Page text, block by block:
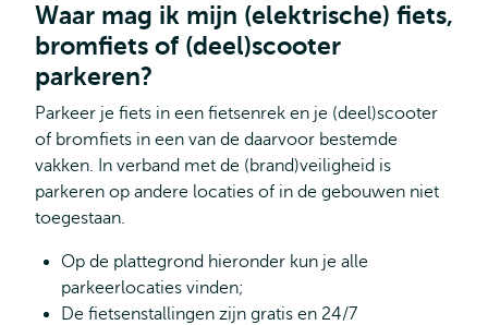
Waar mag ik mijn (elektrische) fiets,
bromfiets of (deel)scooter
parkeren?
Parkeer je fiets in een fietsenrek en je (deel)scooter
of bromfiets in een van de daarvoor bestemde
vakken. In verband met de (brand)veiligheid is
parkeren op andere locaties of in de gebouwen niet
toegestaan.
Op de plattegrond hieronder kun je alle
parkeerlocaties vinden;
De fietsenstallingen zijn gratis en 24/7